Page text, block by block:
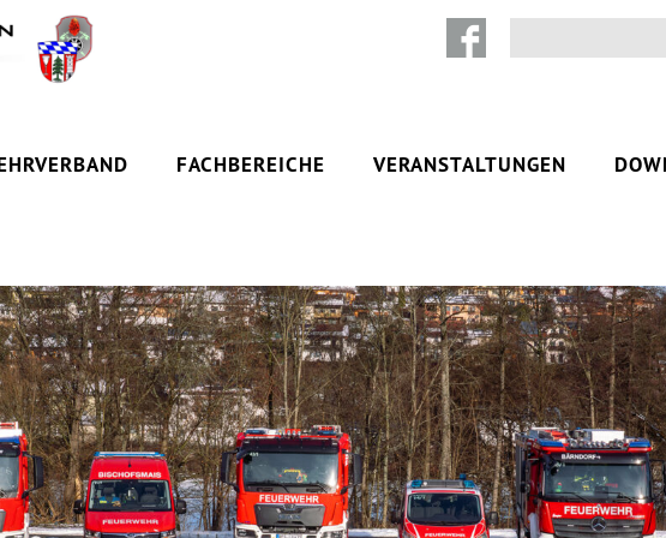
FACHBEREICHE VERANSTALTUNGEN